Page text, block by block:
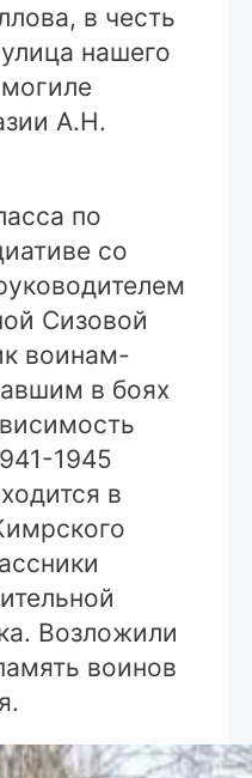
в честь
нашего
А.Н.
по
со
Сизовой
воинам-
в боях
1945
в
Возложили
воинов